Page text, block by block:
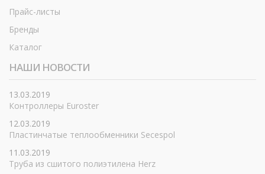
Прайс-листы
Бренды
Каталог
НАШИ НОВОСТИ
13.03.2019
Контроллеры Euroster
12.03.2019
Пластинчатые теплообменники Secespol
11.03.2019
Труба из сшитого полиэтилена Herz